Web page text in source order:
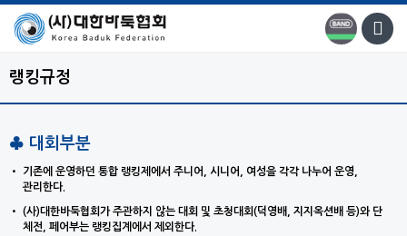
랭킹규정
♣ 대회부분
기존에 운영하던 통합 랭킹제에서 주니어, 시니어, 여성을 각각 나누어 운영,
관리한다.
(사)대한바둑협회가 주관하지 않는 대회 및 초청대회(덕영배, 지지옥션배 등)와 단
체전, 페어부는 랭킹집계에서 제외한다.